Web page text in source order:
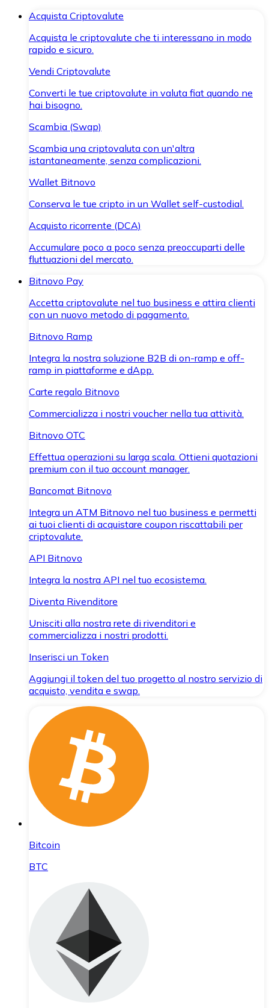
Acquista Criptovalute
Acquista le criptovalute che ti interessano in modo
rapido e sicuro.
Vendi Criptovalute
Converti le tue criptovalute in valuta fiat quando ne
hai bisogno.
Scambia (Swap)
Scambia una criptovaluta con un'altra
istantaneamente, senza complicazioni.
Wallet Bitnovo
Conserva le tue cripto in un Wallet self-custodial.
Acquisto ricorrente (DCA)
Accumulare poco a poco senza preoccuparti delle
fluttuazioni del mercato.
Bitnovo Pay
Accetta criptovalute nel tuo business e attira clienti
con un nuovo metodo di pagamento.
Bitnovo Ramp
Integra la nostra soluzione B2B di on-ramp e off-
ramp in piattaforme e dApp.
Carte regalo Bitnovo
Commercializza i nostri voucher nella tua attività.
Bitnovo OTC
Effettua operazioni su larga scala. Ottieni quotazioni
premium con il tuo account manager.
Bancomat Bitnovo
Integra un ATM Bitnovo nel tuo business e permetti
ai tuoi clienti di acquistare coupon riscattabili per
criptovalute.
API Bitnovo
Integra la nostra API nel tuo ecosistema.
Diventa Rivenditore
Unisciti alla nostra rete di rivenditori e
commercializza i nostri prodotti.
Inserisci un Token
Aggiungi il token del tuo progetto al nostro servizio di
acquisto, vendita e swap.
Bitcoin
BTC